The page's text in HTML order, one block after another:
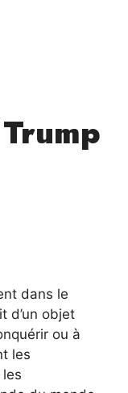
dans le
d’un objet
ou à
les